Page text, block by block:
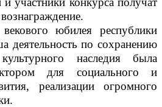
юбилея республики
деятельность по сохранению
наследия была
для социального и
реализации огромного